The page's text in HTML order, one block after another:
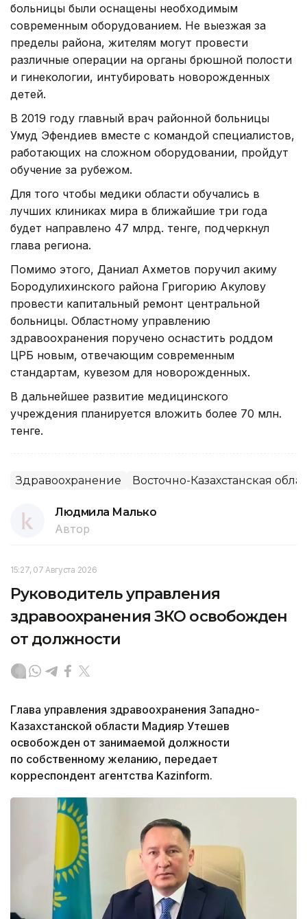
больницы были оснащены необходимым
современным оборудованием. Не выезжая за
пределы района, жителям могут провести
различные операции на органы брюшной полости
и гинекологии, интубировать новорожденных
детей.
В 2019 году главный врач районной больницы
Умуд Эфендиев вместе с командой специалистов,
работающих на сложном оборудовании, пройдут
обучение за рубежом.
Для того чтобы медики области обучались в
лучших клиниках мира в ближайшие три года
будет направлено 47 млрд. тенге, подчеркнул
глава региона.
Помимо этого, Даниал Ахметов поручил акиму
Бородулихинского района Григорию Акулову
провести капитальный ремонт центральной
больницы. Областному управлению
здравоохранения поручено оснастить роддом
ЦРБ новым, отвечающим современным
стандартам, кувезом для новорожденных.
В дальнейшее развитие медицинского
учреждения планируется вложить более 70 млн.
тенге.
Здравоохранение Восточно-Казахстанская
Людмила Малько
Автор
15:27, 07 Августа 2026
Руководитель управления
здравоохранения ЗКО освобожден
от должности
Глава управления здравоохранения Западно-
Казахстанской области Мадияр Утешев
освобожден от занимаемой должности
по собственному желанию, передает
корреспондент агентства Kazinform.